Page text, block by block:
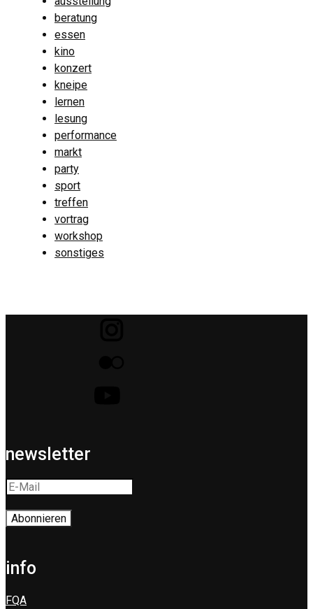
beratung
essen
kino
konzert
kneipe
lernen
lesung
performance
markt
party
sport
treffen
vortrag
workshop
sonstiges
newsletter
info
FQA